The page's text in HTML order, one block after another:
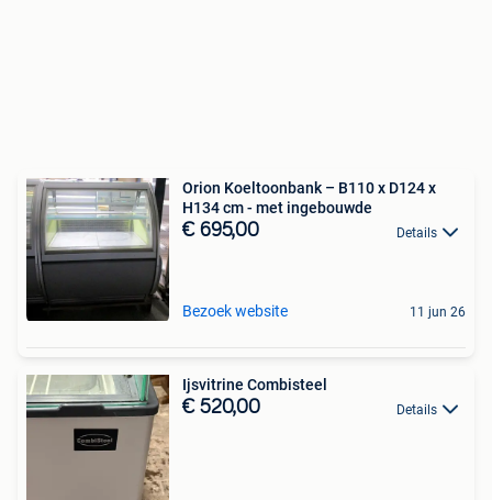
Orion Koeltoonbank – B110 x D124 x
H134 cm - met ingebouwde
€ 695,00 Details
Bezoek website 11 jun 26
Ijsvitrine Combisteel
€ 520,00 Details